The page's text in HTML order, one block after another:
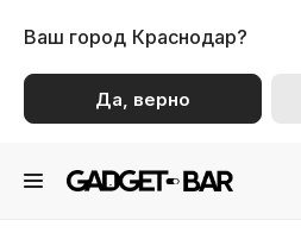
Ваш город Краснодар?
Да, верно